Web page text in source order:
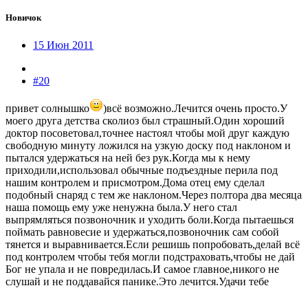
Новичок
15 Июн 2011
#20
привет солнышко
)всё возможно.Лечится очень просто.У
моего друга детства сколиоз был страшный.Один хороший
доктор посоветовал,точнее настоял чтобы мой друг каждую
свободную минуту ложился на узкую доску под наклоном и
пытался удержаться на ней без рук.Когда мы к нему
приходили,использовал обычные подъездные перила под
нашим контролем и присмотром.Дома отец ему сделал
подобный снаряд с тем же наклоном.Через полтора два месяца
наша помощь ему уже ненужна была.У него стал
выпрямляться позвоночник и уходить боли.Когда пытаешься
поймать равновесие и удержаться,позвоночник сам собой
тянется и выравнивается.Если решишь попробовать,делай всё
под контролем чтобы тебя могли подстраховать,чтобы не дай
Бог не упала и не повредилась.И самое главное,никого не
слушай и не поддавайся панике.Это лечится.Удачи тебе